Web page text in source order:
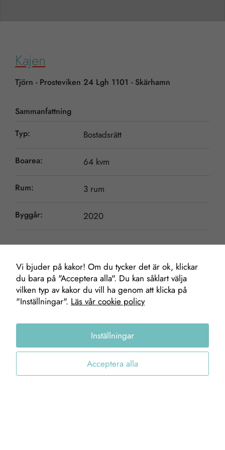
Kajen
Tjörn - Prosteviken 24 Lgh 1101 - Skärhamn
Sammanfattning
Typ:
Bostadsrätt
Boarea: 64 kvm
Rum: 3 rum
Byggår: 2020
Mäklare
Ulf Torsein
Fastighetsmäklare
0705-41 70 03
ulf@gofab.se
Vi bjuder på kakor! Om du tycker det är ok, klickar
du bara på "Acceptera alla". Du kan såklart välja
vilken typ av kakor du vill ha genom att klicka på
"Inställningar". Läs vår cookie policy
Inställningar
Acceptera alla
Nödvändiga
Dessa kakor
välja bort. De
behövs för att
hemsidan
över huvud
taget ska